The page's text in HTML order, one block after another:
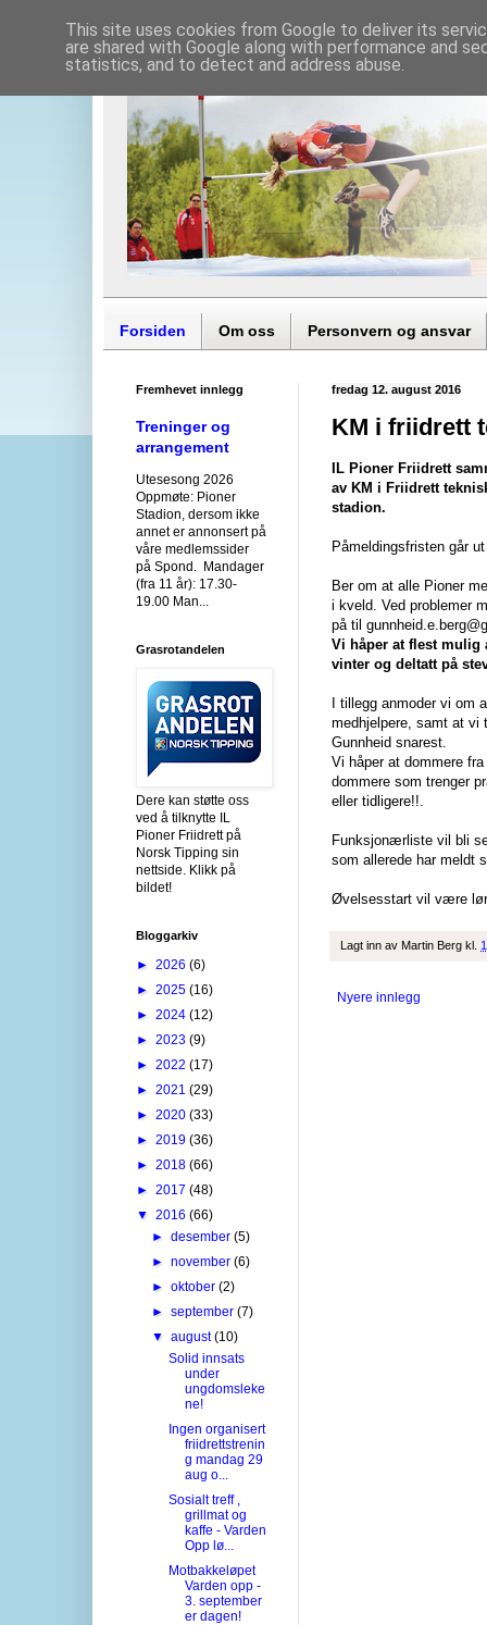
Forsiden Om oss Personvern og ansvar
fredag 12. august 2016
KM i friidrett
IL Pioner Friidrett
av KM i Friidrett
stadion.
Påmeldingsfristen går
Ber om at alle Pioner
i kveld. Ved problemer
på til
Vi håper at flest
vinter og deltatt på
I tillegg anmoder vi om
medhjelpere, samt at vi
Gunnheid snarest.
Vi håper at dommere
dommere som trenger
eller tidligere!!.
Funksjonærliste vil bli
som allerede har meldt
Øvelsesstart vil være
Lagt inn av Martin Berg kl.
Nyere innlegg
Fremhevet innlegg
Treninger og
arrangement
Utesesong 2026
Oppmøte: Pioner
Stadion, dersom ikke
annet er annonsert på
våre medlemssider
på Spond. Mandager
(fra 11 år): 17.30-
19.00 Man...
Grasrotandelen
Dere kan støtte oss
ved å tilknytte IL
Pioner Friidrett på
Norsk Tipping sin
nettside. Klikk på
bildet!
Bloggarkiv
► 2026 (6)
► 2025 (16)
► 2024 (12)
► 2023 (9)
► 2022 (17)
► 2021 (29)
► 2020 (33)
► 2019 (36)
► 2018 (66)
► 2017 (48)
▼ 2016 (66)
►desember(5)
►november(6)
►oktober(2)
►september(7)
▼august(10)
Solid innsats
under
ungdomsleke
ne!
Ingen organisert
friidrettstrenin
g mandag 29
aug o...
Sosialt treff ,
grillmat og
kaffe - Varden
Opp lø...
Motbakkeløpet
Varden opp -
3. september
er dagen!
This site uses cookies from Google to deliver its
are shared with Google along with performance and
statistics, and to detect and address abuse.